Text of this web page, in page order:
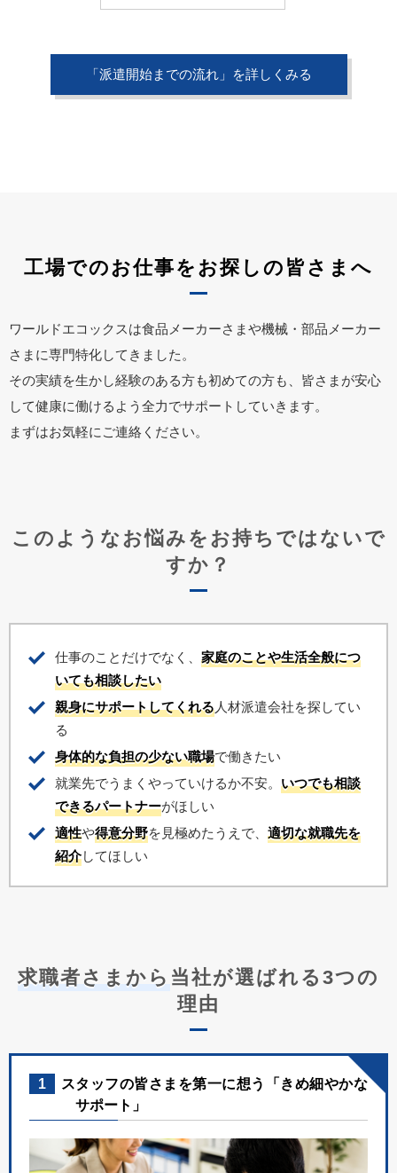
「派遣開始までの流れ」を詳しくみる
工場でのお仕事をお探しの皆さまへ
ワールドエコックスは食品メーカーさまや機械・部品メーカー
さまに専門特化してきました。
その実績を生かし経験のある方も初めての方も、皆さまが安心
して健康に働けるよう全力でサポートしていきます。
まずはお気軽にご連絡ください。
このようなお悩みをお持ちではないで
すか？
仕事のことだけでなく、 家庭のことや生活全般につ
いても相談したい
親身にサポートしてくれる人材派遣会社を探してい
る
身体的な負担の少ない職場で働きたい
就業先でうまくやっていけるか不安。 いつでも相談
できるパートナーがほしい
適性や得意分野を見極めたうえで、 適切な就職先を
紹介してほしい
求職者さまから 当社が選ばれる3つの
理由
1
スタッフの皆さまを第一に想う「きめ細やかな
サポート」